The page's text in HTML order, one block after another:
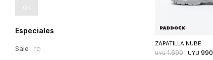
ZAPATILLA NUBE
UYU 1.690 UYU 990
OK
Especiales
Sale (10)